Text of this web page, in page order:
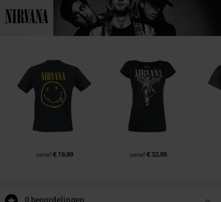
vanaf€ 19,99 vanaf€ 32,99
0 beoordelingen